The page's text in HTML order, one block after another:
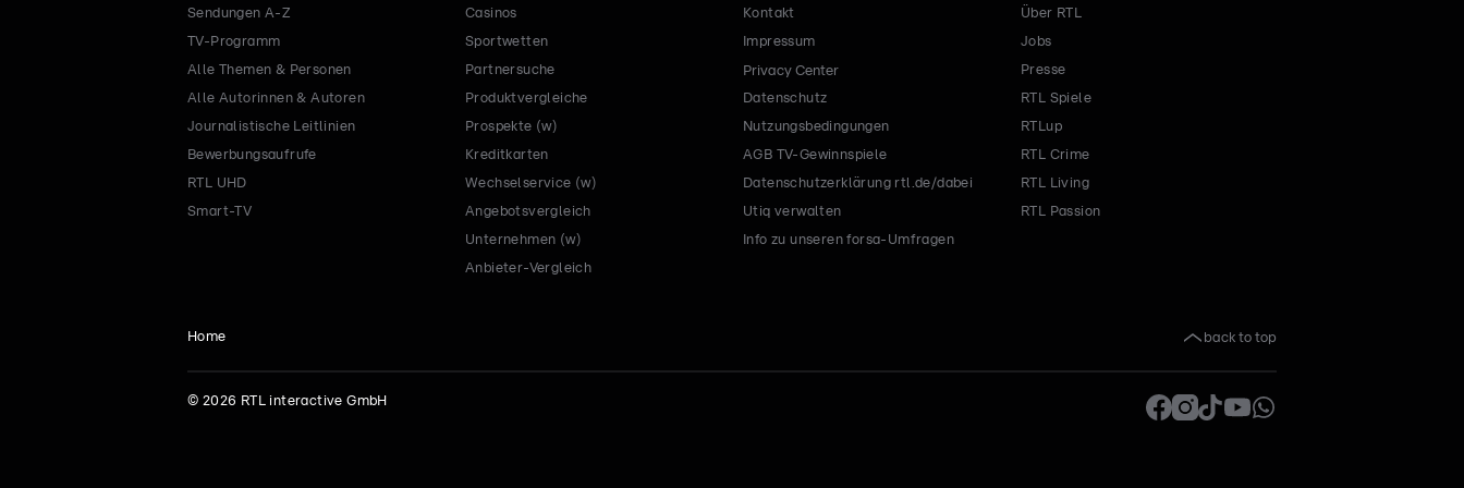
Sendungen A-Z
TV-Programm
Alle Themen & Personen
Alle Autorinnen & Autoren
Journalistische Leitlinien
Bewerbungsaufrufe
RTL UHD
Smart-TV
Casinos
Sportwetten
Partnersuche
Produktvergleiche
Prospekte (w)
Kreditkarten
Wechselservice (w)
Angebotsvergleich
Unternehmen (w)
Anbieter-Vergleich
Kontakt
Impressum
Privacy Center
Datenschutz
Nutzungsbedingungen
AGB TV-Gewinnspiele
Datenschutzerklärung rtl.de/dabei
Utiq verwalten
Info zu unseren forsa-Umfragen
Über RTL
Jobs
Presse
RTL Spiele
RTLup
RTL Crime
RTL Living
RTL Passion
Home back to top
© 2026 RTL interactive GmbH